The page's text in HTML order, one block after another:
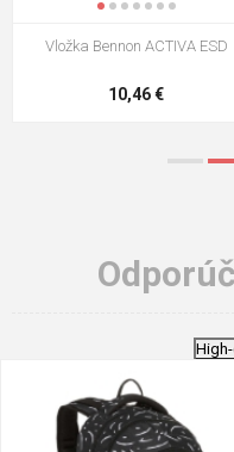
VM Footwear 3009 Vkladacia
5,21 €